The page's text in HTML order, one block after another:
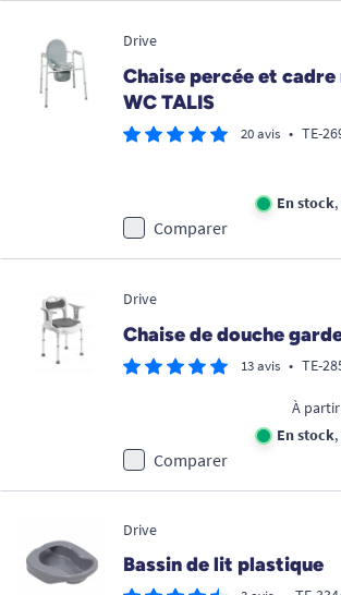
Drive
Chaise percée et cadre
WC TALIS
20 avis • TE-
En stock
Comparer
Drive
Chaise de douche
13 avis • TE-
À
En stock
Comparer
Drive
Bassin de lit plastique